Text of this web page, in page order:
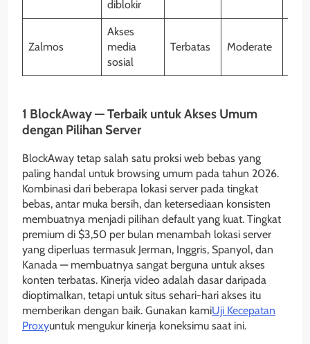
diblokir
Zalmos
Akses
media
sosial
Terbatas Moderate
1 BlockAway — Terbaik untuk Akses Umum
dengan Pilihan Server
BlockAway tetap salah satu proksi web bebas yang
paling handal untuk browsing umum pada tahun 2026.
Kombinasi dari beberapa lokasi server pada tingkat
bebas, antar muka bersih, dan ketersediaan konsisten
membuatnya menjadi pilihan default yang kuat. Tingkat
premium di $3,50 per bulan menambah lokasi server
yang diperluas termasuk Jerman, Inggris, Spanyol, dan
Kanada — membuatnya sangat berguna untuk akses
konten terbatas. Kinerja video adalah dasar daripada
dioptimalkan, tetapi untuk situs sehari-hari akses itu
memberikan dengan baik. Gunakan kamiUji Kecepatan
Proxyuntuk mengukur kinerja koneksimu saat ini.